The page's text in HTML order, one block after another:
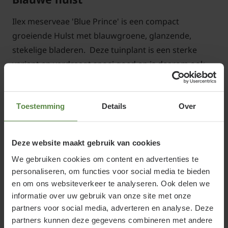
Toestemming Details Over
Deze website maakt gebruik van cookies
We gebruiken cookies om content en advertenties te
personaliseren, om functies voor social media te bieden
en om ons websiteverkeer te analyseren. Ook delen we
informatie over uw gebruik van onze site met onze
partners voor social media, adverteren en analyse. Deze
partners kunnen deze gegevens combineren met andere
Ilex meserveae 'Blue Prince' is een compact
groeiende Hulst met blauwgroene, glanzende,
stekelige bladeren. Deze tuinplant is een sterke
variant en verdraagt snoei goed en is daarom ook
prima geschikt voor vormsnoei zoals hagen en
blokken. In mei-juli krijgt Ilex meservea 'Blue Prince'
kleine, onopvallende witte bloemetjes. De tuinplant
is geschikt voor een dichte, volle haag, als
Standplaats Ilex meserveae 'Blue
Prince'